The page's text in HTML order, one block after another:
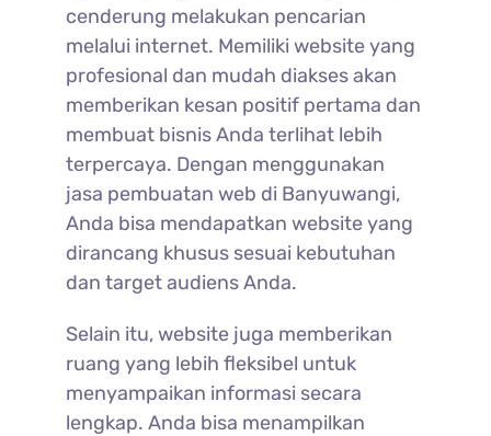
cenderung melakukan pencarian
melalui internet. Memiliki website yang
profesional dan mudah diakses akan
memberikan kesan positif pertama dan
membuat bisnis Anda terlihat lebih
terpercaya. Dengan menggunakan
jasa pembuatan web di Banyuwangi,
Anda bisa mendapatkan website yang
dirancang khusus sesuai kebutuhan
dan target audiens Anda.
Selain itu, website juga memberikan
ruang yang lebih fleksibel untuk
menyampaikan informasi secara
lengkap. Anda bisa menampilkan